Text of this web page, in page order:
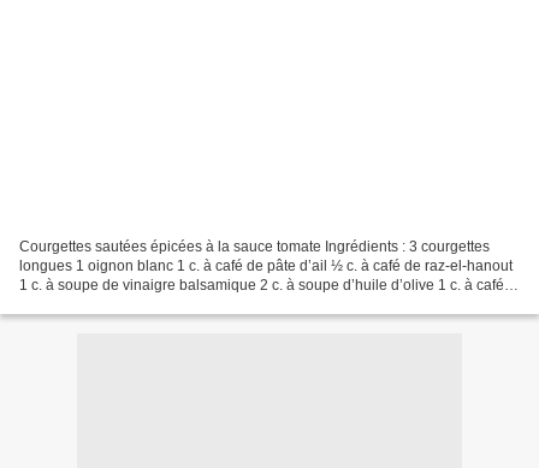
Courgettes sautées épicées à la sauce tomate Ingrédients : 3 courgettes
longues 1 oignon blanc 1 c. à café de pâte d’ail ½ c. à café de raz-el-hanout
1 c. à soupe de vinaigre balsamique 2 c. à soupe d’huile d’olive 1 c. à café